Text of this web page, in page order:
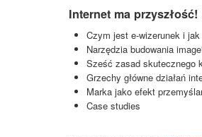
Internet ma przyszłość!
Czym jest e-wizerunek i
Narzędzia budowania
Sześć zasad skutecznego
Grzechy główne działań
Marka jako efekt
Case studies